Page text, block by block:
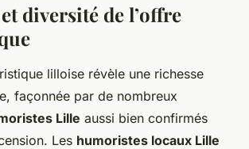
diversité de l’offre
lilloise révèle une richesse
façonnée par de nombreux
Lille aussi bien confirmés
Les humoristes locaux Lille